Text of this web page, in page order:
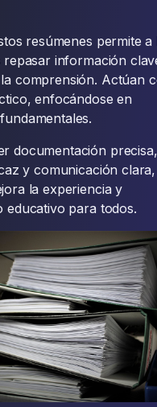
resúmenes permite a
repasar información
comprensión. Actúan
enfocándose en
documentación precisa,
y comunicación
la experiencia y
educativo para todos.